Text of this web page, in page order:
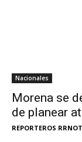
Nacionales
Morena se
de planear
REPORTEROS